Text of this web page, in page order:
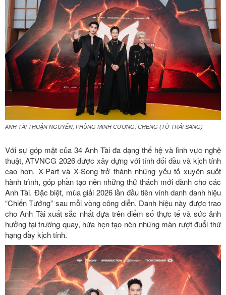
ANH TÀI THUẬN NGUYỄN, PHÙNG MINH CƯƠNG, CHENG (TỪ TRÁI SANG)
Với sự góp mặt của 34 Anh Tài đa dạng thế hệ và lĩnh vực nghệ
thuật, ATVNCG 2026 được xây dựng với tính đối đầu và kịch tính
cao hơn. X-Part và X-Song trở thành những yếu tố xuyên suốt
hành trình, góp phần tạo nên những thử thách mới dành cho các
Anh Tài. Đặc biệt, mùa giải 2026 lần đầu tiên vinh danh danh hiệu
“Chiến Tướng” sau mỗi vòng công diễn. Danh hiệu này được trao
cho Anh Tài xuất sắc nhất dựa trên điểm số thực tế và sức ảnh
hưởng tại trường quay, hứa hẹn tạo nên những màn rượt đuổi thứ
hạng đầy kịch tính.